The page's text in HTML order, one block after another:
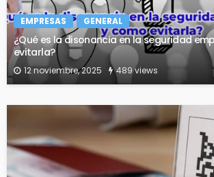
EMPRESAS GENERAL
¿Qué es la disonancia en la seguridad
evitarla?
12 noviembre, 2025 489 views